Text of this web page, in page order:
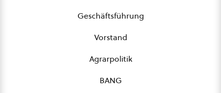
Geschäftsführung
Vorstand
Agrarpolitik
BANG